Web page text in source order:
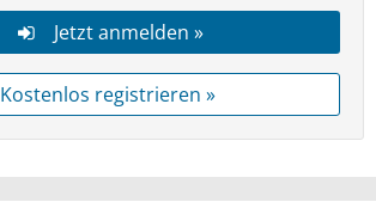
Jetzt anmelden »
Kostenlos registrieren »